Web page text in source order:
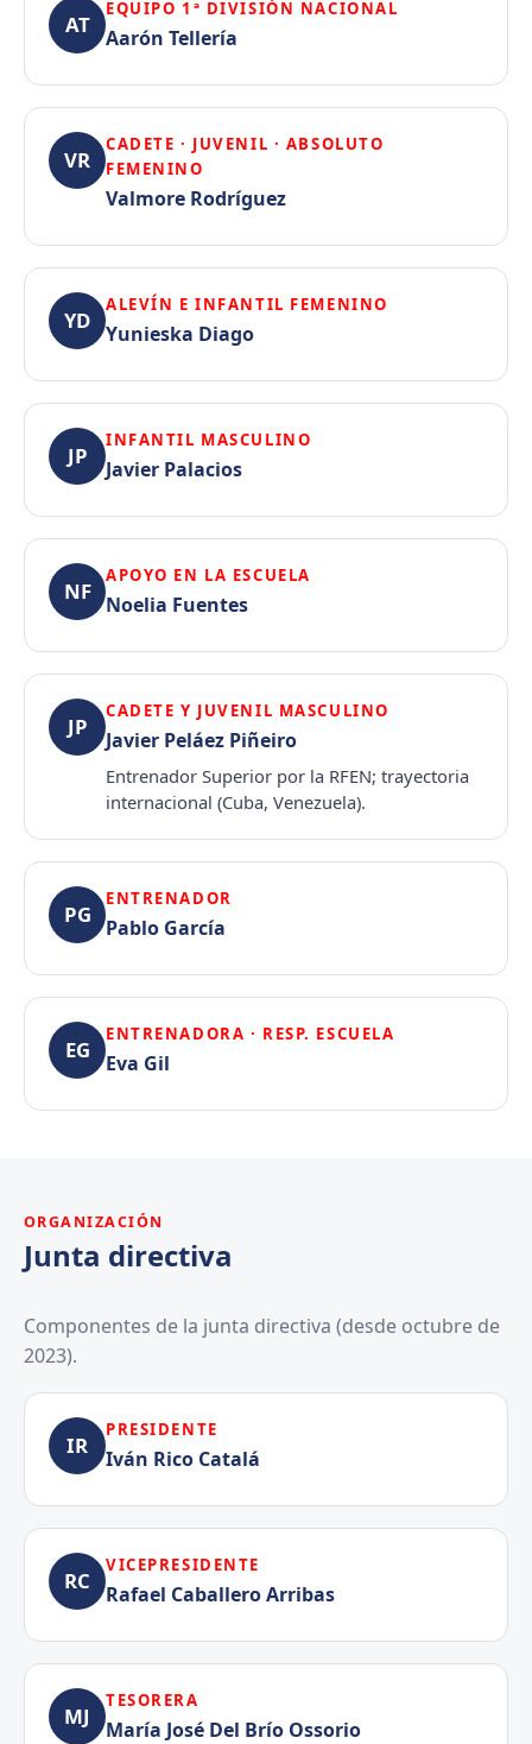
AT
EQUIPO 1ª DIVISIÓN NACIONAL
Aarón Tellería
VR
CADETE · JUVENIL · ABSOLUTO
FEMENINO
Valmore Rodríguez
YD
ALEVÍN E INFANTIL FEMENINO
Yunieska Diago
JP
INFANTIL MASCULINO
Javier Palacios
NF
APOYO EN LA ESCUELA
Noelia Fuentes
JP
CADETE Y JUVENIL MASCULINO
Javier Peláez Piñeiro
Entrenador Superior por la RFEN; trayectoria
internacional (Cuba, Venezuela).
PG
ENTRENADOR
Pablo García
EG
ENTRENADORA · RESP. ESCUELA
Eva Gil
ORGANIZACIÓN
Junta directiva
Componentes de la junta directiva (desde octubre de
2023).
IR
PRESIDENTE
Iván Rico Catalá
RC
VICEPRESIDENTE
Rafael Caballero Arribas
MJ
TESORERA
María José Del Brío Ossorio